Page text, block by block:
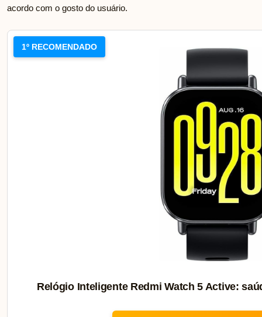
acordo com o gosto do usuário.
1º RECOMENDADO
Relógio Inteligente Redmi Watch 5 Active: